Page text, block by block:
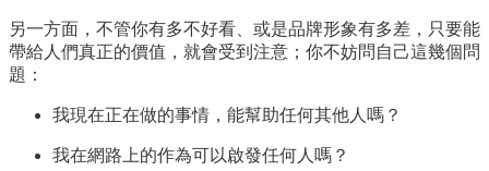
另一方面，不管你有多不好看、或是品牌形象有多差，只要能
帶給人們真正的價值，就會受到注意；你不妨問自己這幾個問
題：
我現在正在做的事情，能幫助任何其他人嗎？
我在網路上的作為可以啟發任何人嗎？